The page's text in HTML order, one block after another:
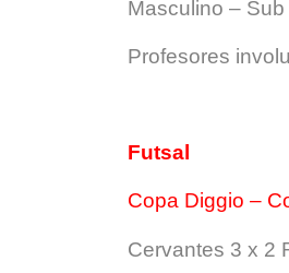
Masculino – Sub
Profesores
Futsal
Copa Diggio –
Cervantes 3 x 2